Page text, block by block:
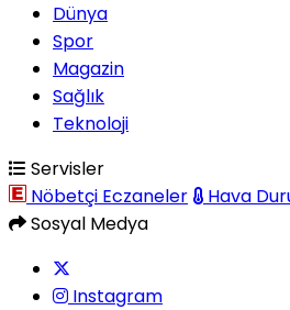
Dünya
Spor
Magazin
Sağlık
Teknoloji
Servisler
Nöbetçi Eczaneler
Hava
Sosyal Medya
Instagram